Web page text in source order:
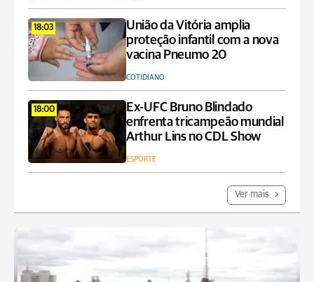
18:03
União da Vitória amplia
proteção infantil com a nova
vacina Pneumo 20
COTIDIANO
18:00
Ex-UFC Bruno Blindado
enfrenta tricampeão mundial
Arthur Lins no CDL Show
ESPORTE
Ver mais